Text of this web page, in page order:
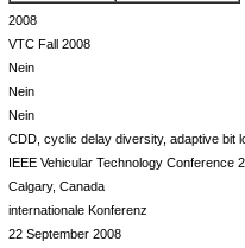
2008
VTC Fall 2008
Nein
Nein
Nein
CDD, cyclic delay diversity, adaptive bit
IEEE Vehicular Technology Conference
Calgary, Canada
internationale Konferenz
22 September 2008